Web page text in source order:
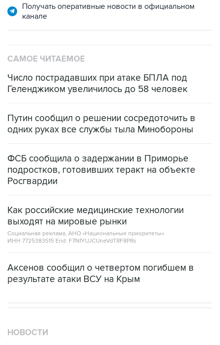
Получать оперативные новости в официальном
канале
САМОЕ ЧИТАЕМОЕ
Число пострадавших при атаке БПЛА под
Геленджиком увеличилось до 58 человек
Путин сообщил о решении сосредоточить в
одних руках все службы тыла Минобороны
ФСБ сообщила о задержании в Приморье
подростков, готовивших теракт на объекте
Росгвардии
Как российские медицинские технологии
выходят на мировые рынки
Социальная реклама, АНО «Национальные приоритеты».
ИНН 7725383515 Erid: F7NfYUJCUneVdTRF8PRs
Аксенов сообщил о четвертом погибшем в
результате атаки ВСУ на Крым
НОВОСТИ